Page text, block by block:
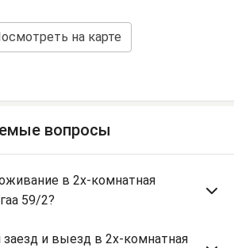
на карте
вопросы
в 2х-комнатная
59/2?
заезд и выезд в 2х-комнатная